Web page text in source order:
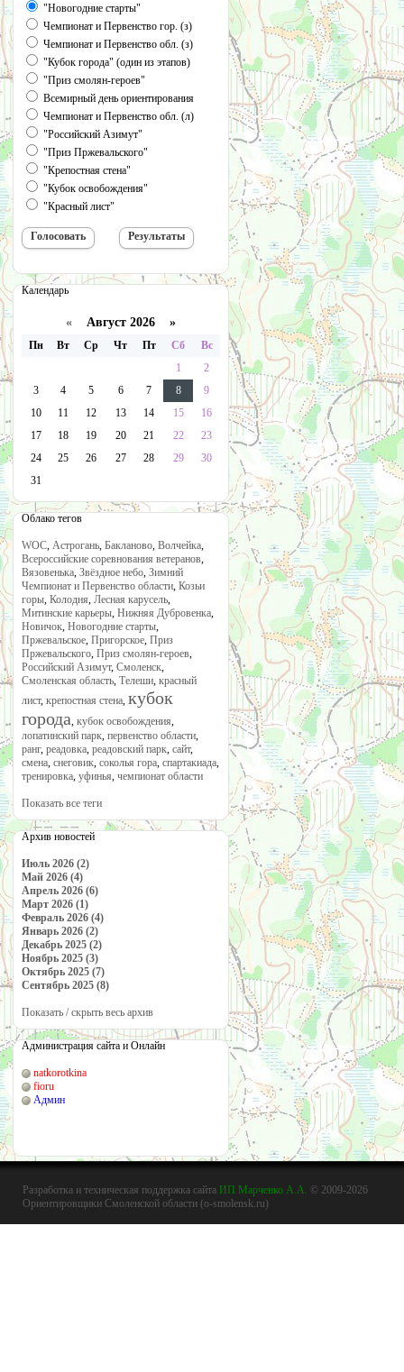
"Новогодние старты"
Чемпионат и Первенство гор. (з)
Чемпионат и Первенство обл. (з)
"Кубок города" (один из этапов)
"Приз смолян-героев"
Всемирный день ориентирования
Чемпионат и Первенство обл. (л)
"Российский Азимут"
"Приз Пржевальского"
"Крепостная стена"
"Кубок освобождения"
"Красный лист"
Календарь
« Август 2026 »
Пн Вт Ср Чт Пт Сб
Вс
1
2
3
4 5 6 7 8
9
10
11 12 13 14 15
16
17
18 19 20 21 22
23
24
25 26 27 28 29
30
31
Облако тегов
WOC, Астрогань, Бакланово, Волчейка,
Всероссийские соревнования ветеранов,
Вязовенька, Звёздное небо, Зимний
Чемпионат и Первенство области, Козьи
горы, Колодня, Лесная карусель,
Митинские карьеры, Нижняя Дубровенка,
Новичок, Новогодние старты,
Пржевальское, Пригорское, Приз
Пржевальского, Приз смолян-героев,
Российский Азимут, Смоленск,
Смоленская область, Телеши, красный
лист, крепостная стена, кубок
города, кубок освобождения,
лопатинский парк, первенство области,
ранг, реадовка, реадовский парк, сайт,
смена, снеговик, соколья гора, спартакиада,
тренировка, уфинья, чемпионат области
Показать все теги
Архив новостей
Июль 2026 (2)
Май 2026 (4)
Апрель 2026 (6)
Март 2026 (1)
Февраль 2026 (4)
Январь 2026 (2)
Декабрь 2025 (2)
Ноябрь 2025 (3)
Октябрь 2025 (7)
Сентябрь 2025 (8)
Показать / скрыть весь архив
Администрация сайта и Онлайн
natkorotkina
fioru
Админ
Разработка и техническая поддержка сайта ИП Марченко А.А. © 2009-2026
Ориентировщики Смоленской области (o-smolensk.ru)